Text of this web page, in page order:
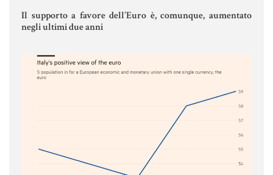
Materiale Giuridico
RISORSE GIURIDICHE
Il supporto a favore dell’Euro è, comunque, aumentato
negli ultimi due anni